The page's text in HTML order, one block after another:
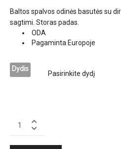
Baltos spalvos odinės basutės su
sagtimi. Storas padas.
ODA
Pagaminta Europoje
Dydis
quantity